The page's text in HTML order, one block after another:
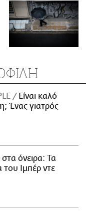
Είναι καλό
Ένας γιατρός
όνειρα: Τα
του Ιμπέρ ντε